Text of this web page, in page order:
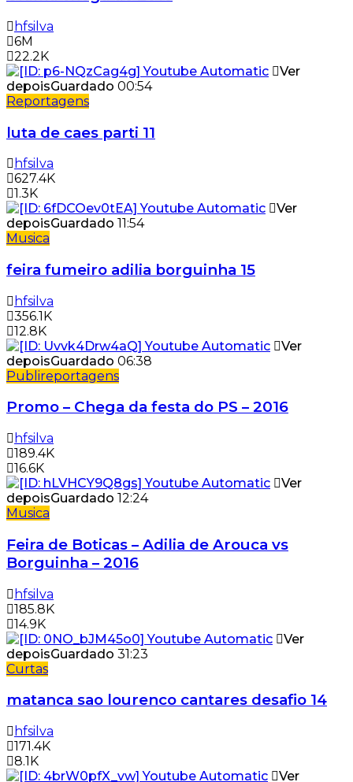
hfsilva
6M
22.2K
Ver
depoisGuardado 00:54
Reportagens
luta de caes parti 11
hfsilva
627.4K
1.3K
Ver
depoisGuardado 11:54
Musica
feira fumeiro adilia borguinha 15
hfsilva
356.1K
12.8K
Ver
depoisGuardado 06:38
Publireportagens
Promo – Chega da festa do PS – 2016
hfsilva
189.4K
16.6K
Ver
depoisGuardado 12:24
Musica
Feira de Boticas – Adilia de Arouca vs
Borguinha – 2016
hfsilva
185.8K
14.9K
Ver
depoisGuardado 31:23
Curtas
matanca sao lourenco cantares desafio 14
hfsilva
171.4K
8.1K
Ver